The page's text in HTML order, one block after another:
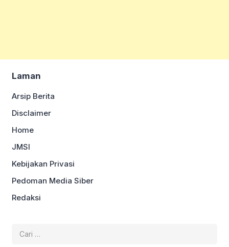
Laman
Arsip Berita
Disclaimer
Home
JMSI
Kebijakan Privasi
Pedoman Media Siber
Redaksi
untuk: